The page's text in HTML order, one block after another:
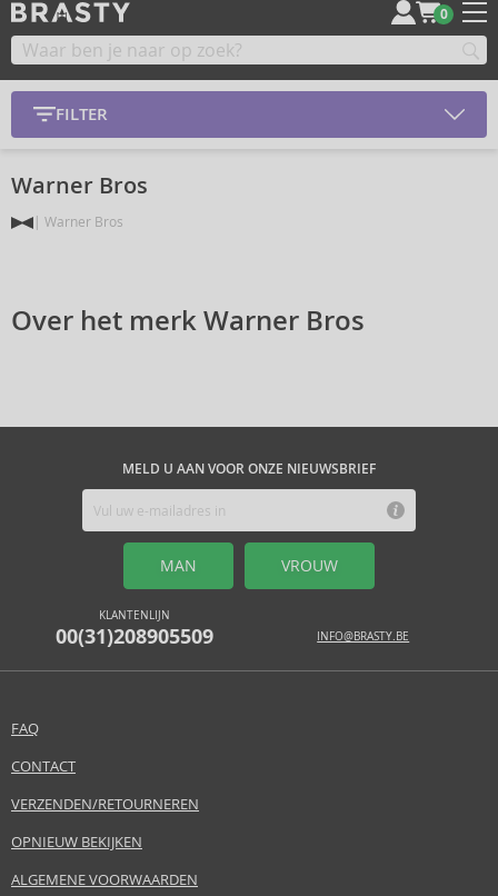
0
FILTER
Warner Bros
Warner Bros
Over het merk Warner Bros
MELD U AAN VOOR ONZE NIEUWSBRIEF
MAN VROUW
KLANTENLIJN
00(31)208905509 INFO@BRASTY.BE
FAQ
CONTACT
VERZENDEN/RETOURNEREN
OPNIEUW BEKIJKEN
ALGEMENE VOORWAARDEN